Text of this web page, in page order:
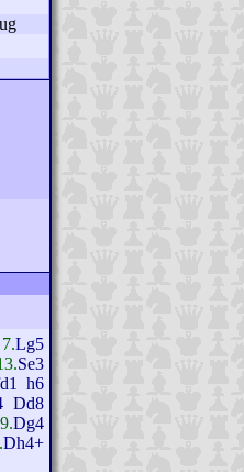
7.Lg5
Se3
h6
Dd8
Dg4
Dh4+